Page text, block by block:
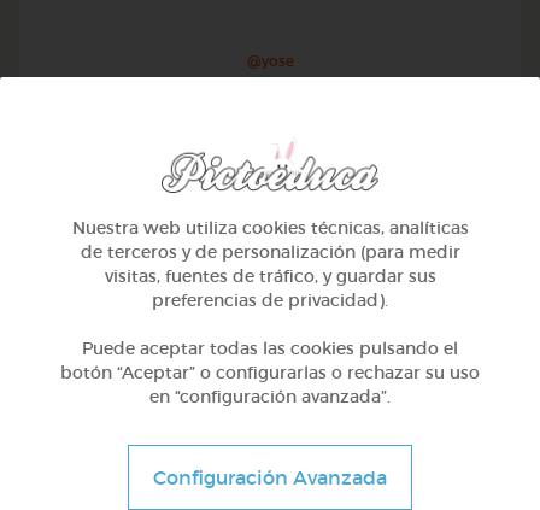
@yose
Conociendo nuestro cuerpo
Nuestra web utiliza cookies técnicas, analíticas
de terceros y de personalización (para medir
visitas, fuentes de tráfico, y guardar sus
preferencias de privacidad).
Puede aceptar todas las cookies pulsando el
botón “Aceptar” o configurarlas o rechazar su uso
en “configuración avanzada”.
Configuración Avanzada